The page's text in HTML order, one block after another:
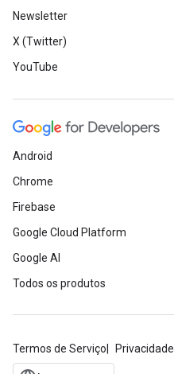
Newsletter
X (Twitter)
YouTube
Android
Chrome
Firebase
Google Cloud Platform
Google AI
Todos os produtos
Termos de Serviço Privacidade